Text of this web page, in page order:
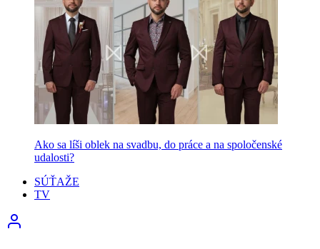
Ako sa líši oblek na svadbu, do práce a na spoločenské
udalosti?
SÚŤAŽE
TV